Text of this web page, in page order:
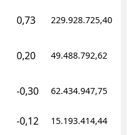
Zonguldak
Aksaray
0,73 229.928.725,40
0,20 49.488.792,62
-0,30 62.434.947,75
-0,12 15.193.414,44